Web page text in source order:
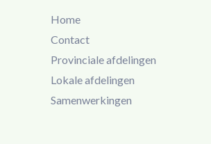
Home
Contact
Provinciale afdelingen
Lokale afdelingen
Samenwerkingen